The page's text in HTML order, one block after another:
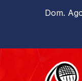
Dom.